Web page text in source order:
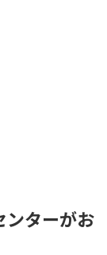
ンターがお